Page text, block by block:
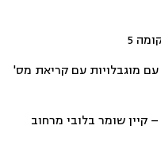
5
מוגבלויות עם קריאת מס'
קיין שומר בלובי מרחוב